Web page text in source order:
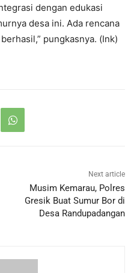
dengan edukasi
desa ini. Ada rencana
pungkasnya. (Ink)
Next article
Musim Kemarau, Polres
Gresik Buat Sumur Bor di
Desa Randupadangan